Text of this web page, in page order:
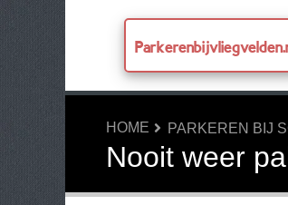
HOME PARKEREN BIJ
Nooit weer